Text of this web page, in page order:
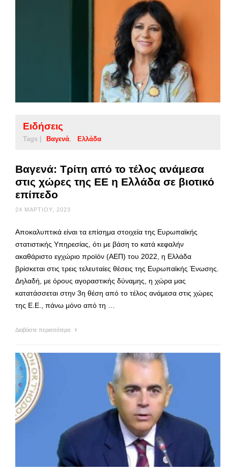
Ειδήσεις
Tags | Βαγενά Ελλάδα
Βαγενά: Τρίτη από το τέλος ανάμεσα
στις χώρες της ΕΕ η Ελλάδα σε βιοτικό
επίπεδο
24 ΜΑΡΤΊΟΥ, 2023
Αποκαλυπτικά είναι τα επίσημα στοιχεία της Ευρωπαϊκής
στατιστικής Υπηρεσίας, ότι με βάση το κατά κεφαλήν
ακαθάριστο εγχώριο προϊόν (ΑΕΠ) του 2022, η Ελλάδα
βρίσκεται στις τρεις τελευταίες θέσεις της Ευρωπαϊκής Ένωσης.
Δηλαδή, με όρους αγοραστικής δύναμης, η χώρα μας
κατατάσσεται στην 3η θέση από το τέλος ανάμεσα στις χώρες
της Ε.Ε., πάνω μόνο από τη …
Διαβάστε περισσότερα